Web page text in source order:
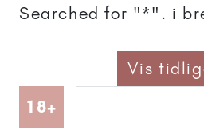
Searched for "*". i
Vis
18+ Artikler